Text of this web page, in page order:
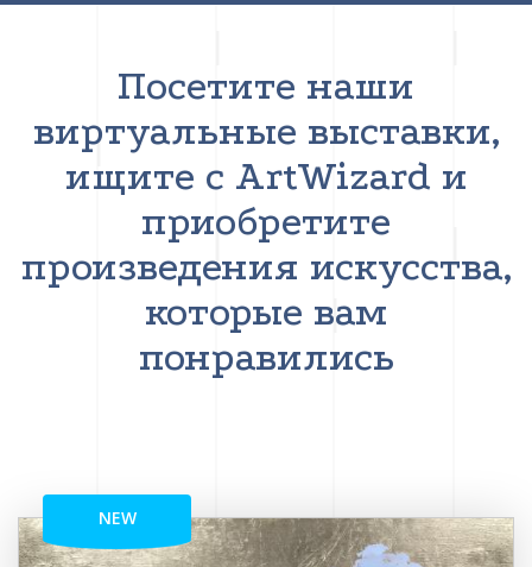
Посетите наши
виртуальные выставки,
ищите с ArtWizard и
приобретите
произведения искусства,
которые вам
понравились
NEW